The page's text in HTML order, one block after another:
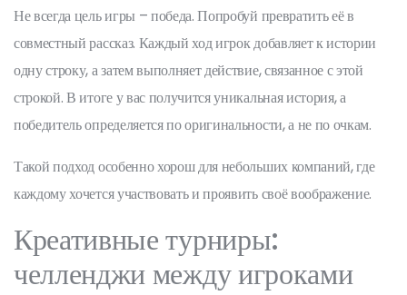
Не всегда цель игры – победа. Попробуй превратить её в
совместный рассказ. Каждый ход игрок добавляет к истории
одну строку, а затем выполняет действие, связанное с этой
строкой. В итоге у вас получится уникальная история, а
победитель определяется по оригинальности, а не по очкам.
Такой подход особенно хорош для небольших компаний, где
каждому хочется участвовать и проявить своё воображение.
Креативные турниры:
челленджи между игроками